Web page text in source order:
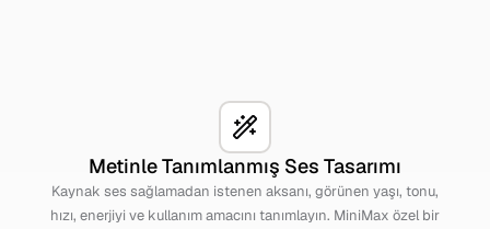
Metinle Tanımlanmış Ses Tasarımı
Kaynak ses sağlamadan istenen aksanı, görünen yaşı, tonu,
hızı, enerjiyi ve kullanım amacını tanımlayın. MiniMax özel bir